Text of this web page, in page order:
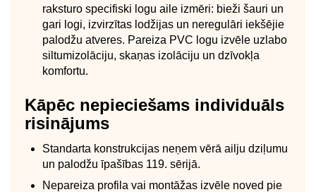
raksturo specifiski logu aile izmēri: bieži šauri un
gari logi, izvirzītas lodžijas un neregulāri iekšējie
palodžu atveres. Pareiza PVC logu izvēle uzlabo
siltumizolāciju, skaņas izolāciju un dzīvokļa
komfortu.
Kāpēc nepieciešams individuāls
risinājums
Standarta konstrukcijas neņem vērā ailju dziļumu
un palodžu īpašības 119. sērijā.
Nepareiza profila vai montāžas izvēle noved pie